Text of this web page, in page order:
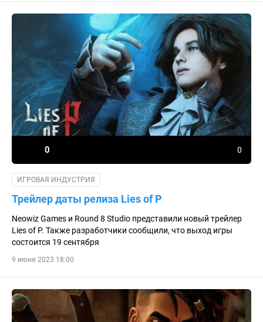
Трейлер даты релиза Lies of P
ИГРОВАЯ ИНДУСТРИЯ
Neowiz Games и Round 8 Studio представили новый трейлер
Lies of P. Также разработчики сообщили, что выход игры
состоится 19 сентября
0 0
9 июня 2023 18:00